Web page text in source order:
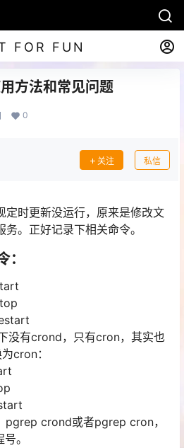
FOR FUN
方法和常见问题
0
关注 私信
时更新没运行，原来是修改文
。正好记录下相关命令。
没有crond，只有cron，其实也
cron：
pgrep crond或者pgrep cron，
。